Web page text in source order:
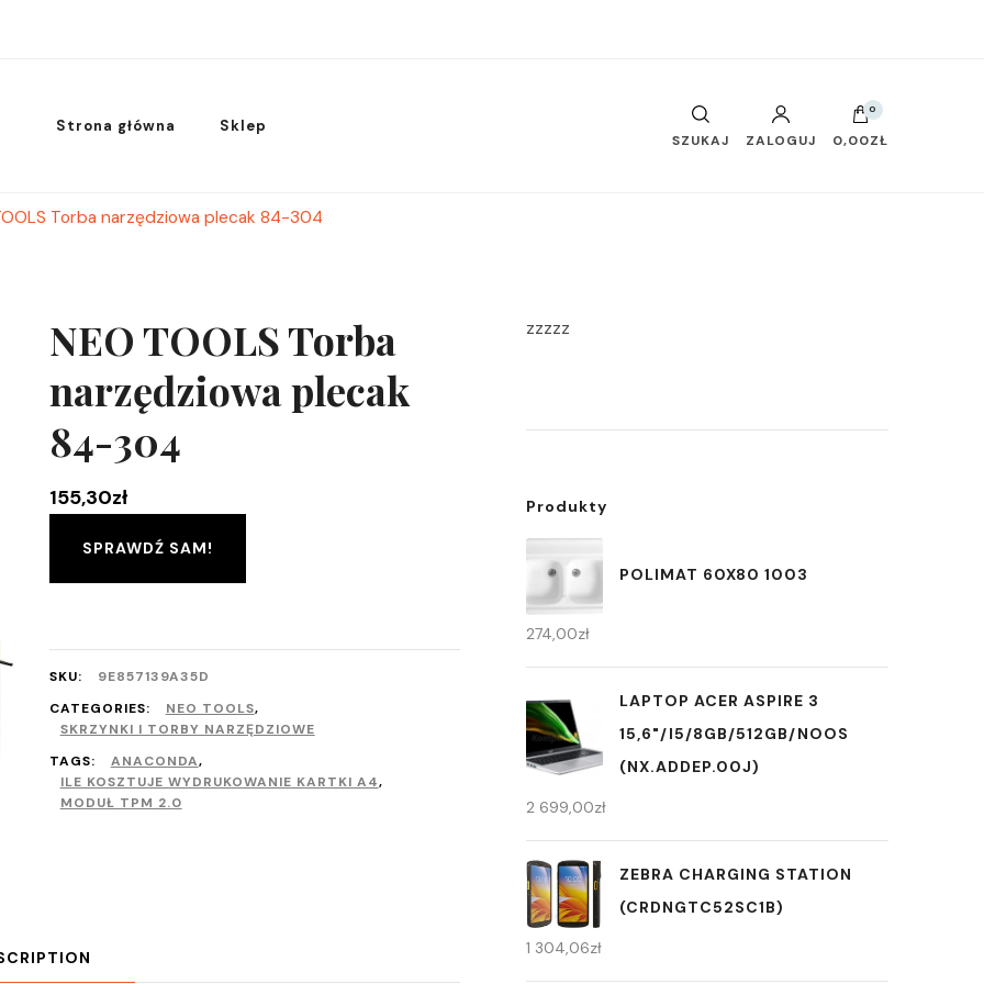
Strona główna Sklep
SZUKAJ ZALOGUJ
0
0,00ZŁ
Torba narzędziowa plecak 84-304
NEO TOOLS Torba
narzędziowa plecak
84-304
155,30zł
SPRAWDŹ SAM!
SKU:
9E857139A35D
CATEGORIES:
NEO TOOLS,
SKRZYNKI I TORBY NARZĘDZIOWE
TAGS:
ANACONDA,
ILE KOSZTUJE WYDRUKOWANIE KARTKI A4,
MODUŁ TPM 2.0
zzzzz
Produkty
POLIMAT 60X80 1003
274,00zł
LAPTOP ACER ASPIRE 3
15,6"/I5/8GB/512GB/NOOS
(NX.ADDEP.00J)
2 699,00zł
ZEBRA CHARGING STATION
(CRDNGTC52SC1B)
1 304,06zł